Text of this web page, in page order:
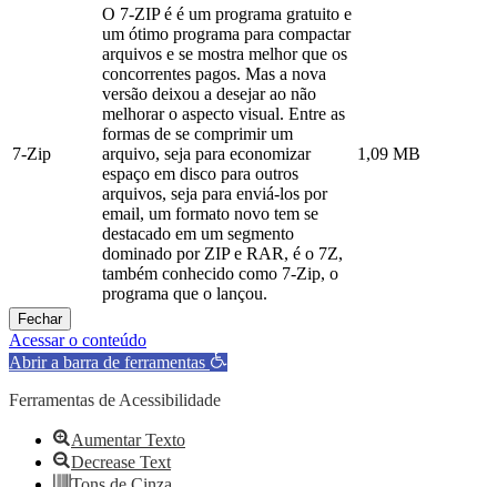
7-Zip
O 7-ZIP é é um programa gratuito e
um ótimo programa para compactar
arquivos e se mostra melhor que os
concorrentes pagos. Mas a nova
versão deixou a desejar ao não
melhorar o aspecto visual. Entre as
formas de se comprimir um
arquivo, seja para economizar
espaço em disco para outros
arquivos, seja para enviá-los por
email, um formato novo tem se
destacado em um segmento
dominado por ZIP e RAR, é o 7Z,
também conhecido como 7-Zip, o
programa que o lançou.
1,09 MB
Fechar
Acessar o conteúdo
Abrir a barra de ferramentas
Ferramentas de Acessibilidade
Aumentar Texto
Decrease Text